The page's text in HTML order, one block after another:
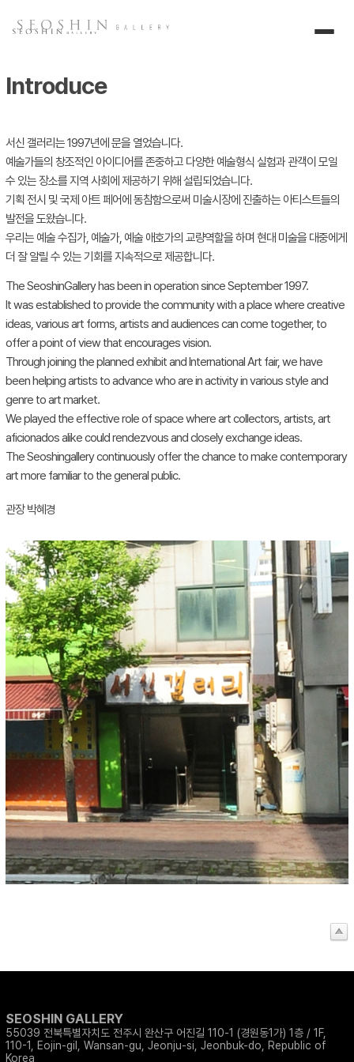
Introduce
서신 갤러리는 1997년에 문을 열었습니다.
예술가들의 창조적인 아이디어를 존중하고 다양한 예술형식 실험과 관객이 모일
수 있는 장소를 지역 사회에 제공하기 위해 설립되었습니다.
기획 전시 및 국제 아트 페어에 동참함으로써 미술시장에 진출하는 아티스트들의
발전을 도왔습니다.
우리는 예술 수집가, 예술가, 예술 애호가의 교량역할을 하며 현대 미술을 대중에게
더 잘 알릴 수 있는 기회를 지속적으로 제공합니다.
The SeoshinGallery has been in operation since September 1997.
It was established to provide the community with a place where creative
ideas, various art forms, artists and audiences can come together, to
offer a point of view that encourages vision.
Through joining the planned exhibit and International Art fair, we have
been helping artists to advance who are in activity in various style and
genre to art market.
We played the effective role of space where art collectors, artists, art
aficionados alike could rendezvous and closely exchange ideas.
The Seoshingallery continuously offer the chance to make contemporary
art more familiar to the general public.
관장 박혜경
SEOSHIN GALLERY
55039 전북특별자치도 전주시 완산구 어진길 110-1 (경원동1가) 1층 / 1F,
110-1, Eojin-gil, Wansan-gu, Jeonju-si, Jeonbuk-do, Republic of
Korea